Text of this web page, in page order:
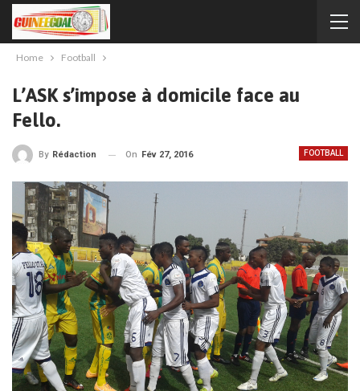
Home Football
L’ASK s’impose à domicile face au
Fello.
FOOTBALL
By Rédaction On Fév 27, 2016